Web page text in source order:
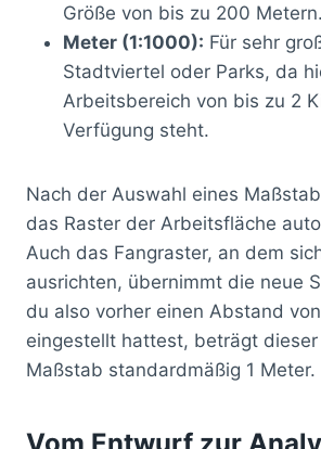
Größe von bis zu 200 Metern.
Meter (1:1000): Für sehr
Stadtviertel oder Parks, da
Arbeitsbereich von bis zu 2
Verfügung steht.
Nach der Auswahl eines
das Raster der Arbeitsfläche
Auch das Fangraster, an dem
ausrichten, übernimmt die neue
du also vorher einen Abstand
eingestellt hattest, beträgt
Maßstab standardmäßig 1 Meter.
Vom Entwurf zur